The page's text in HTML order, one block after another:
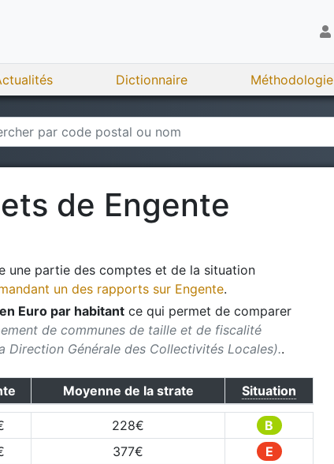
Dictionnaire Méthodologie
de Engente
une partie des comptes et de la situation
un des rapports sur Engente.
Euro par habitant ce qui permet de comparer
de communes de taille et de fiscalité
Générale des Collectivités Locales)..
Moyenne de la strate Situation
228€
B
377€
E